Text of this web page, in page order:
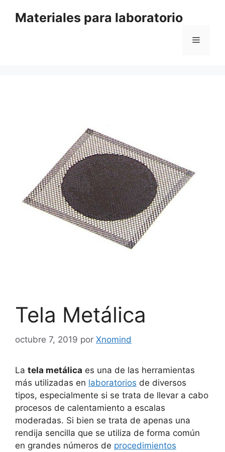
Materiales para laboratorio
Menú
Tela Metálica
octubre 7, 2019 por Xnomind
La tela metálica es una de las herramientas
más utilizadas en laboratorios de diversos
tipos, especialmente si se trata de llevar a cabo
procesos de calentamiento a escalas
moderadas. Si bien se trata de apenas una
rendija sencilla que se utiliza de forma común
en grandes números de procedimientos